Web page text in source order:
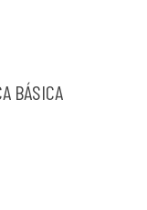
BÁSICA